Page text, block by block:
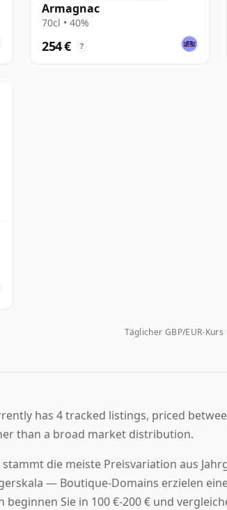
Armagnac
70cl • 40%
254 € ?
Täglicher GBP/EUR-Kurs
has 4 tracked listings, priced
than a broad market distribution.
die meiste Preisvariation aus
— Boutique-Domains erzielen
Sie in 100 €-200 € und